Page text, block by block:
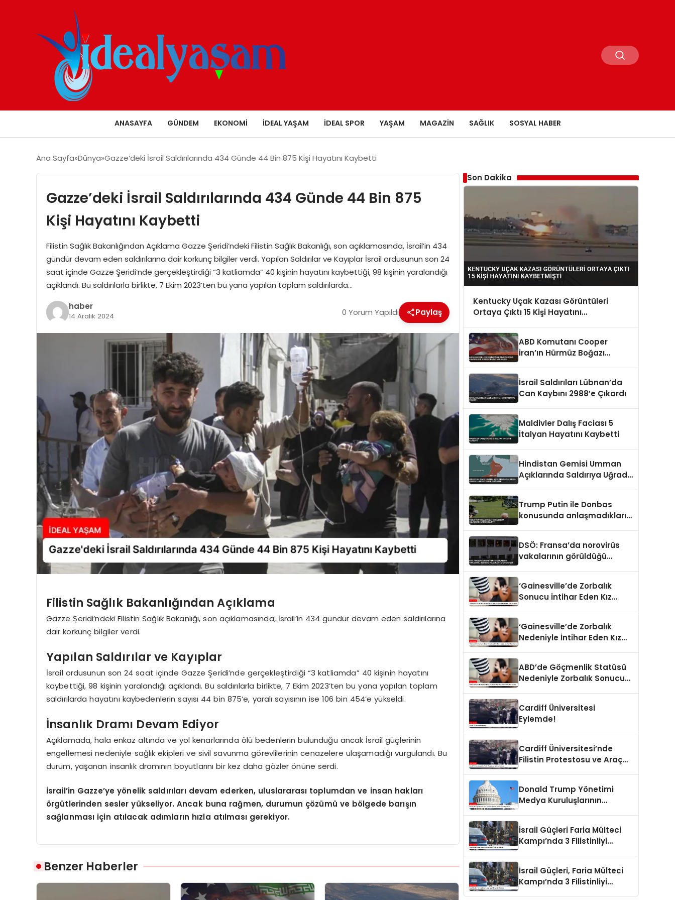
ANASAYFA GÜNDEM EKONOMI İDEAL YAŞAM İDEAL SPOR YAŞAM MAGAZIN SAĞLIK SOSYAL HABER
Ana Sayfa Dünya Gazze’deki İsrail Saldırılarında 434 Günde 44 Bin 875 Kişi Hayatını Kaybetti
Gazze’deki İsrail Saldırılarında 434 Günde 44 Bin 875
Kişi Hayatını Kaybetti
Filistin Sağlık Bakanlığından Açıklama Gazze Şeridi’ndeki Filistin Sağlık Bakanlığı, son açıklamasında, İsrail’in 434
gündür devam eden saldırılarına dair korkunç bilgiler verdi. Yapılan Saldırılar ve Kayıplar İsrail ordusunun son 24
saat içinde Gazze Şeridi’nde gerçekleştirdiği “3 katliamda” 40 kişinin hayatını kaybettiği, 98 kişinin yaralandığı
açıklandı. Bu saldırılarla birlikte, 7 Ekim 2023’ten bu yana yapılan toplam saldırılarda…
haber
14 Aralık 2024 0 Yorum Yapıldı Paylaş
Filistin Sağlık Bakanlığından Açıklama
Gazze Şeridi’ndeki Filistin Sağlık Bakanlığı, son açıklamasında, İsrail’in 434 gündür devam eden saldırılarına
dair korkunç bilgiler verdi.
Yapılan Saldırılar ve Kayıplar
İsrail ordusunun son 24 saat içinde Gazze Şeridi’nde gerçekleştirdiği “3 katliamda” 40 kişinin hayatını
kaybettiği, 98 kişinin yaralandığı açıklandı. Bu saldırılarla birlikte, 7 Ekim 2023’ten bu yana yapılan toplam
saldırılarda hayatını kaybedenlerin sayısı 44 bin 875’e, yaralı sayısının ise 106 bin 454’e yükseldi.
İnsanlık Dramı Devam Ediyor
Açıklamada, hala enkaz altında ve yol kenarlarında ölü bedenlerin bulunduğu ancak İsrail güçlerinin
engellemesi nedeniyle sağlık ekipleri ve sivil savunma görevlilerinin cenazelere ulaşamadığı vurgulandı. Bu
durum, yaşanan insanlık dramının boyutlarını bir kez daha gözler önüne serdi.
İsrail’in Gazze’ye yönelik saldırıları devam ederken, uluslararası toplumdan ve insan hakları
örgütlerinden sesler yükseliyor. Ancak buna rağmen, durumun çözümü ve bölgede barışın
sağlanması için atılacak adımların hızla atılması gerekiyor.
Benzer Haberler
Son Dakika
Kentucky Uçak Kazası Görüntüleri
Ortaya Çıktı 15 Kişi Hayatını
ABD Komutanı Cooper
İran’ın Hürmüz Boğazı
İsrail Saldırıları Lübnan’da
Can Kaybını 2988’e Çıkardı
Maldivler Dalış Faciası 5
İtalyan Hayatını Kaybetti
Hindistan Gemisi Umman
Açıklarında Saldırıya Uğradı
Trump Putin ile Donbas
konusunda anlaşmadıklarını
DSÖ: Fransa’da norovirüs
vakalarının görüldüğü
‘Gainesville’de Zorbalık
Sonucu İntihar Eden Kız
‘Gainesville’de Zorbalık
Nedeniyle İntihar Eden Kız
ABD’de Göçmenlik Statüsü
Nedeniyle Zorbalık Sonucu
Cardiff Üniversitesi
Eylemde!
Cardiff Üniversitesi’nde
Filistin Protestosu ve Araç
Donald Trump Yönetimi
Medya Kuruluşlarının
İsrail Güçleri Faria Mülteci
Kampı’nda 3 Filistinliyi
İsrail Güçleri, Faria Mülteci
Kampı’nda 3 Filistinliyi